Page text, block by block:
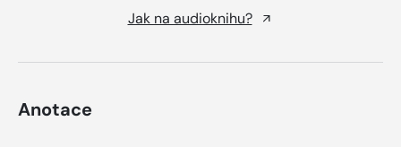
Jak na audioknihu?
Anotace